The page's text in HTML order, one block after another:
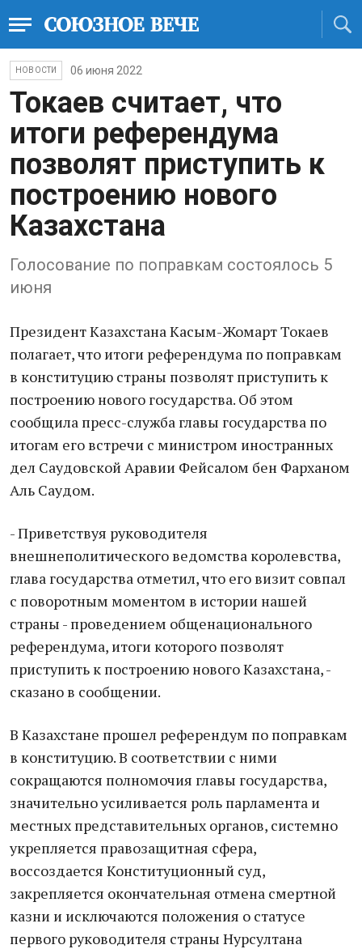
НОВОСТИ 06 июня 2022
Токаев считает, что
итоги референдума
позволят приступить к
построению нового
Казахстана
Голосование по поправкам состоялось 5
июня
Президент Казахстана Касым-Жомарт Токаев
полагает, что итоги референдума по поправкам
в конституцию страны позволят приступить к
построению нового государства. Об этом
сообщила пресс-служба главы государства по
итогам его встречи с министром иностранных
дел Саудовской Аравии Фейсалом бен Фарханом
Аль Саудом.
- Приветствуя руководителя
внешнеполитического ведомства королевства,
глава государства отметил, что его визит совпал
с поворотным моментом в истории нашей
страны - проведением общенационального
референдума, итоги которого позволят
приступить к построению нового Казахстана, -
сказано в сообщении.
В Казахстане прошел референдум по поправкам
в конституцию. В соответствии с ними
сокращаются полномочия главы государства,
значительно усиливается роль парламента и
местных представительных органов, системно
укрепляется правозащитная сфера,
воссоздается Конституционный суд,
закрепляется окончательная отмена смертной
казни и исключаются положения о статусе
первого руководителя страны Нурсултана